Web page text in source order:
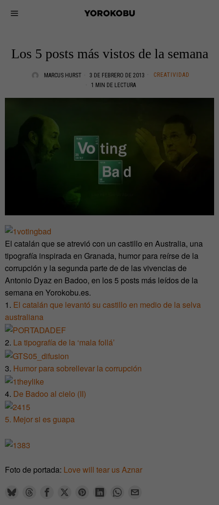
Los 5 posts más vistos de la semana
MARCUS HURST 3 DE FEBRERO DE 2013
CREATIVIDAD
1 MIN DE LECTURA
El catalán que se atrevió con un castillo en Australia, una
tipografía inspirada en Granada, humor para reírse de la
corrupción y la segunda parte de de las vivencias de
Antonio Dyaz en Badoo, en los 5 posts más leídos de la
semana en Yorokobu.es.
1. El catalán que levantó su castillo en medio de la selva
australiana
2. La tipografía de la ‘mala follá’
3. Humor para sobrellevar la corrupción
4. De Badoo al cielo (II)
5. Mejor si es guapa
Foto de portada: Love will tear us Aznar